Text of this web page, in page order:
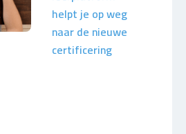
helpt je op weg
naar de nieuwe
certificering